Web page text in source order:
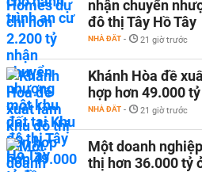
nhận chuyển
đô thị Tây Hồ Tây
NHÀ ĐẤT - 21 giờ trước
Khánh Hòa đề
hợp hơn 49.000
NHÀ ĐẤT - 21 giờ trước
Một doanh
thị hơn 36.000 tỷ